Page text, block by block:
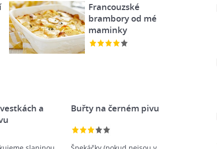
Francouzské
brambory od mé
maminky
a
Buřty na černém pivu